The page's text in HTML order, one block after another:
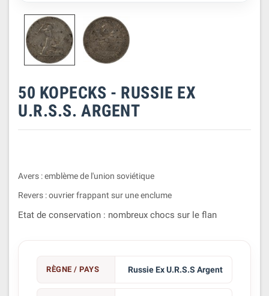
50 KOPECKS - RUSSIE EX
U.R.S.S. ARGENT
Avers : emblème de l'union soviétique
Revers : ouvrier frappant sur une enclume
Etat de conservation : nombreux chocs sur le flan
RÈGNE / PAYS Russie Ex U.R.S.S Argent